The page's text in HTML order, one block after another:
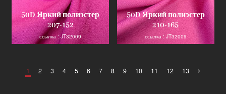
50D Яркий полиэстер
207-152
ссылка : JT32009
50D Яркий полиэстер
210-165
ссылка : JT32009
1 2 3 4 5 6 7 8 9 10 11 12 13